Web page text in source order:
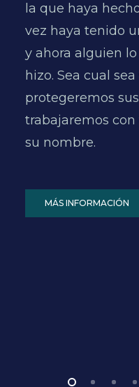
la que haya
vez haya tenido
y ahora alguien
hizo. Sea cual
protegeremos
trabajaremos
su nombre.
MÁS INFORMACIÓN